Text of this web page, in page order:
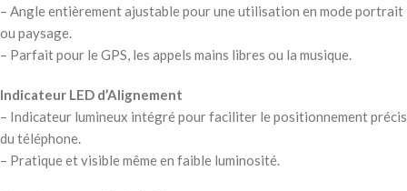
– Angle entièrement ajustable pour une utilisation en mode portrait
ou paysage.
– Parfait pour le GPS, les appels mains libres ou la musique.
Indicateur LED d’Alignement
– Indicateur lumineux intégré pour faciliter le positionnement précis
du téléphone.
– Pratique et visible même en faible luminosité.